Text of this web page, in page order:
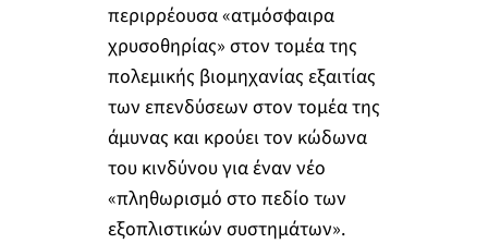
περιρρέουσα «ατμόσφαιρα
χρυσοθηρίας» στον τομέα της
πολεμικής βιομηχανίας εξαιτίας
των επενδύσεων στον τομέα της
άμυνας και κρούει τον κώδωνα
του κινδύνου για έναν νέο
«πληθωρισμό στο πεδίο των
εξοπλιστικών συστημάτων».